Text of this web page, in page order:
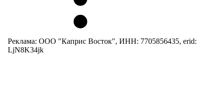
Реклама: ООО "Каприс Восток", ИНН: 7705856435, erid:
LjN8K34jk